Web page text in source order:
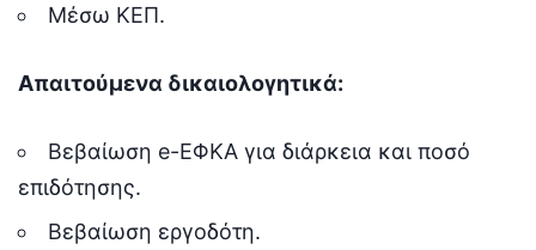
Μέσω ΚΕΠ.
Απαιτούμενα δικαιολογητικά:
Βεβαίωση e-ΕΦΚΑ για διάρκεια και ποσό
επιδότησης.
Βεβαίωση εργοδότη.